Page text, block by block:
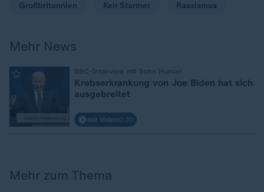
Großbritannien Keir Starmer Rassismus
Mehr News
BBC-Interview mit Sohn Hunter
Krebserkrankung von Joe Biden hat sich
ausgebreitet
mit Video0:20
Mehr zum Thema